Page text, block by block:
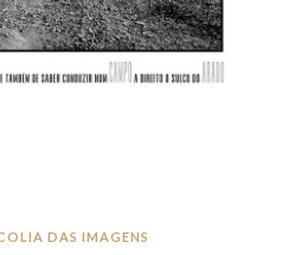
DAS IMAGENS